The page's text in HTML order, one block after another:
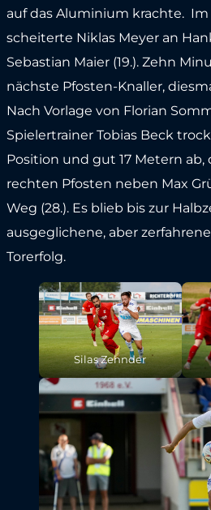
auf das Aluminium krachte. Im
scheiterte Niklas Meyer an
Sebastian Maier (19.). Zehn
nächste Pfosten-Knaller,
Nach Vorlage von Florian
Spielertrainer Tobias Beck
Position und gut 17 Metern ab,
rechten Pfosten neben Max
Weg (28.). Es blieb bis zur
ausgeglichene, aber
Torerfolg.
Silas Zehnder